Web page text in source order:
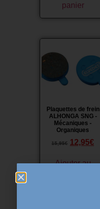
panier
Plaquettes de frein
ALHONGA SNG -
Mécaniques -
Organiques
15,95€ 12,95€
Ajouter au